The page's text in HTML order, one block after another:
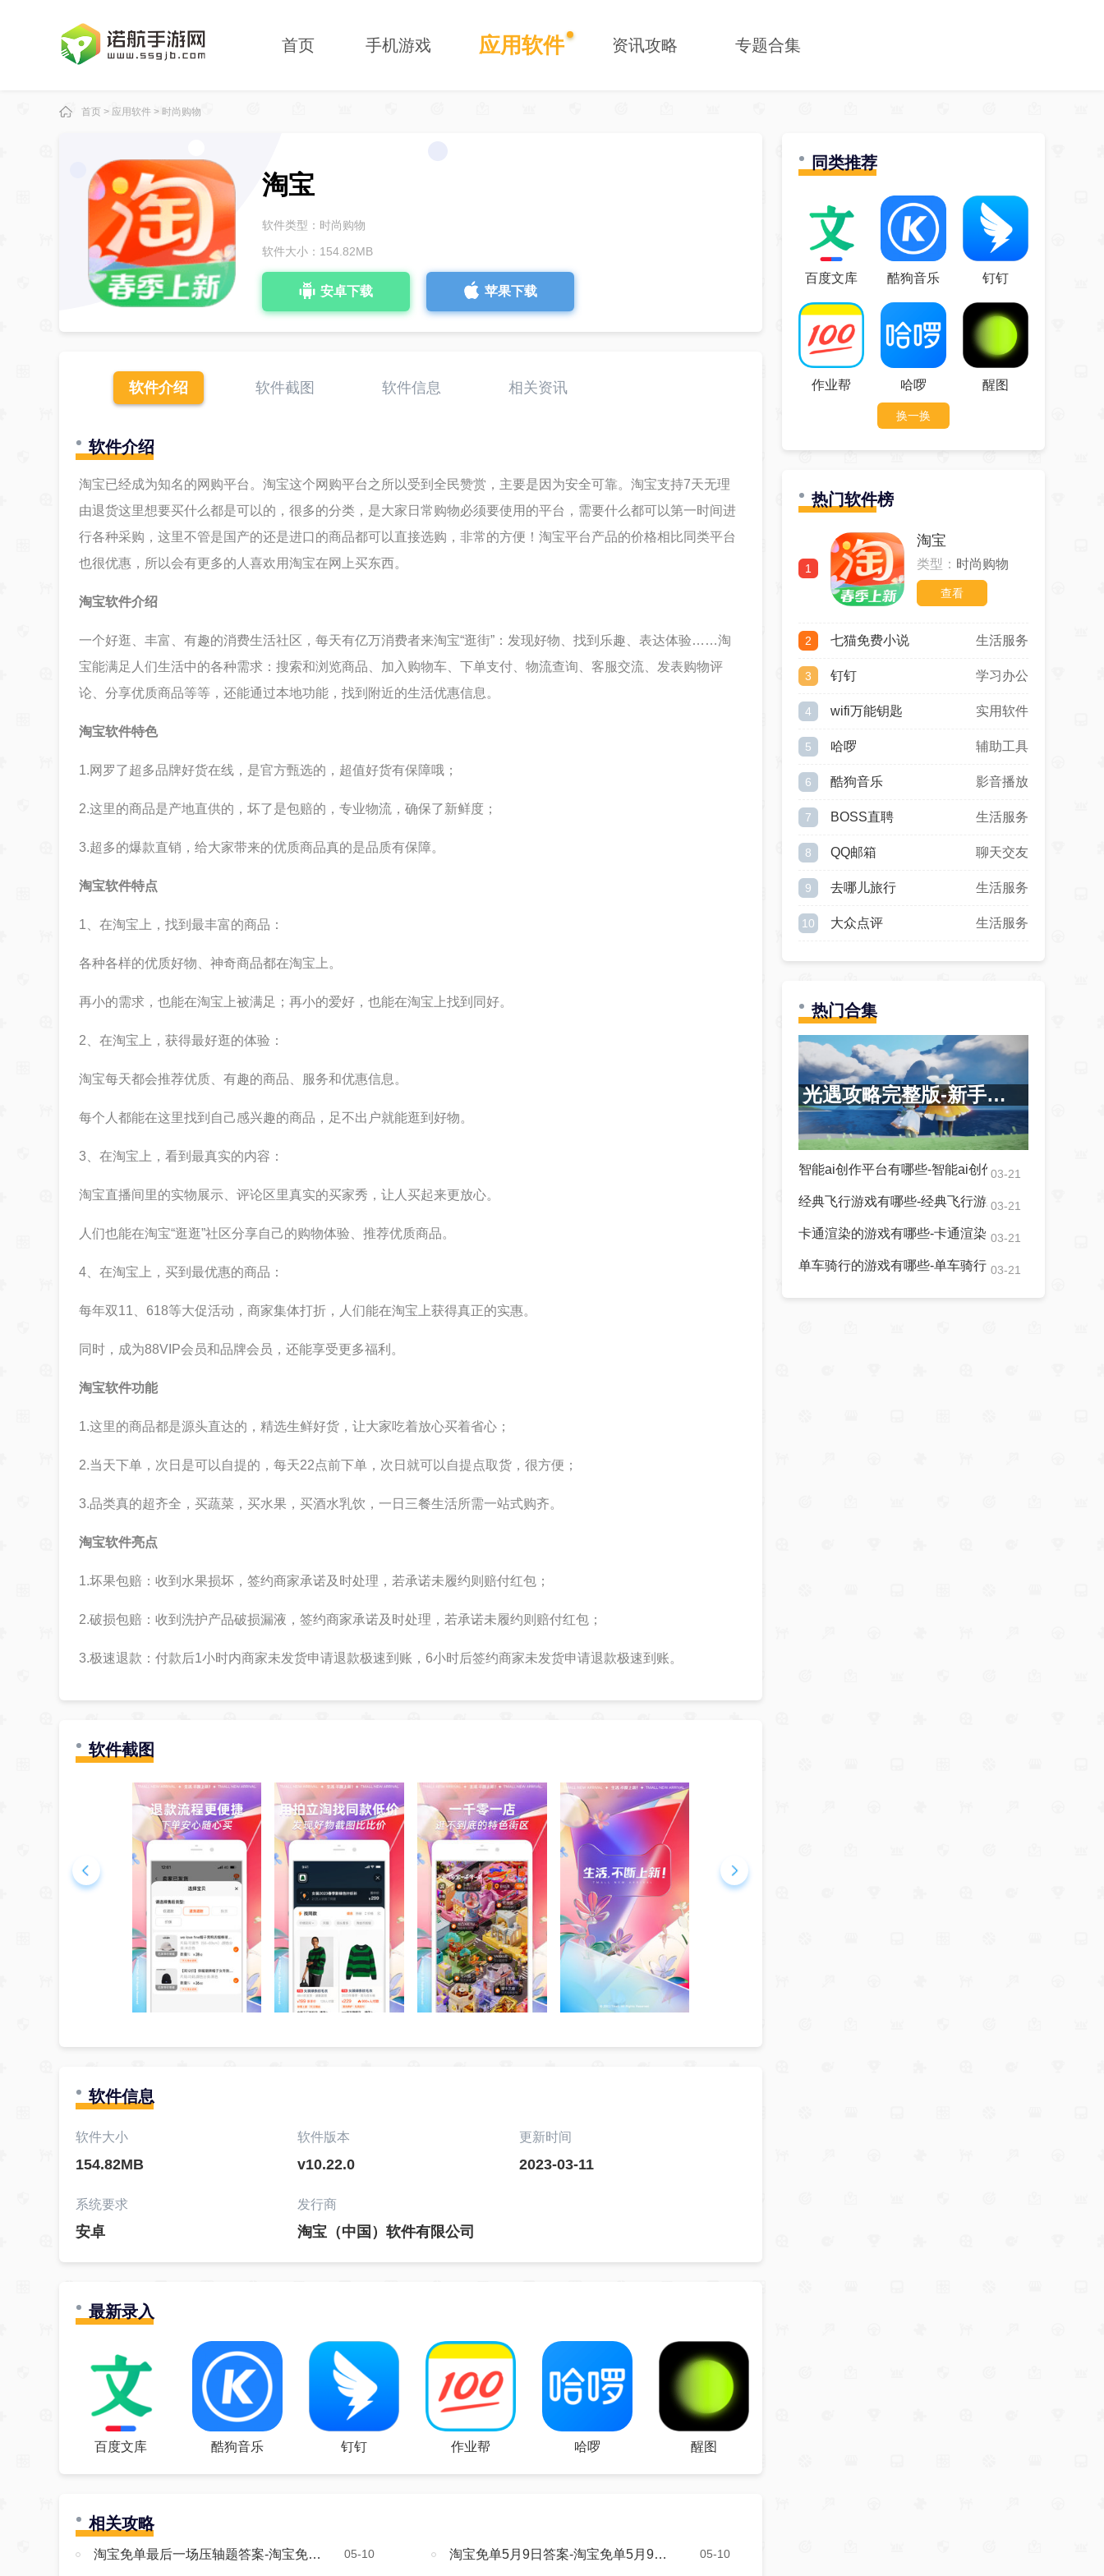
首页 手机游戏 应用软件 资讯攻略 专题合集
首页 > 应用软件 > 时尚购物
淘宝
软件类型： 时尚购物
软件大小： 154.82MB
安卓下载 苹果下载
软件介绍 软件截图 软件信息 相关资讯
软件介绍
淘宝已经成为知名的网购平台。淘宝这个网购平台之所以受到全民赞赏，主要是因为安全可靠。淘宝支持7天无理
由退货这里想要买什么都是可以的，很多的分类，是大家日常购物必须要使用的平台，需要什么都可以第一时间进
行各种采购，这里不管是国产的还是进口的商品都可以直接选购，非常的方便！淘宝平台产品的价格相比同类平台
也很优惠，所以会有更多的人喜欢用淘宝在网上买东西。
淘宝软件介绍
一个好逛、丰富、有趣的消费生活社区，每天有亿万消费者来淘宝“逛街”：发现好物、找到乐趣、表达体验……淘
宝能满足人们生活中的各种需求：搜索和浏览商品、加入购物车、下单支付、物流查询、客服交流、发表购物评
论、分享优质商品等等，还能通过本地功能，找到附近的生活优惠信息。
淘宝软件特色
1.网罗了超多品牌好货在线，是官方甄选的，超值好货有保障哦；
2.这里的商品是产地直供的，坏了是包赔的，专业物流，确保了新鲜度；
3.超多的爆款直销，给大家带来的优质商品真的是品质有保障。
淘宝软件特点
1、在淘宝上，找到最丰富的商品：
各种各样的优质好物、神奇商品都在淘宝上。
再小的需求，也能在淘宝上被满足；再小的爱好，也能在淘宝上找到同好。
2、在淘宝上，获得最好逛的体验：
淘宝每天都会推荐优质、有趣的商品、服务和优惠信息。
每个人都能在这里找到自己感兴趣的商品，足不出户就能逛到好物。
3、在淘宝上，看到最真实的内容：
淘宝直播间里的实物展示、评论区里真实的买家秀，让人买起来更放心。
人们也能在淘宝“逛逛”社区分享自己的购物体验、推荐优质商品。
4、在淘宝上，买到最优惠的商品：
每年双11、618等大促活动，商家集体打折，人们能在淘宝上获得真正的实惠。
同时，成为88VIP会员和品牌会员，还能享受更多福利。
淘宝软件功能
1.这里的商品都是源头直达的，精选生鲜好货，让大家吃着放心买着省心；
2.当天下单，次日是可以自提的，每天22点前下单，次日就可以自提点取货，很方便；
3.品类真的超齐全，买蔬菜，买水果，买酒水乳饮，一日三餐生活所需一站式购齐。
淘宝软件亮点
1.坏果包赔：收到水果损坏，签约商家承诺及时处理，若承诺未履约则赔付红包；
2.破损包赔：收到洗护产品破损漏液，签约商家承诺及时处理，若承诺未履约则赔付红包；
3.极速退款：付款后1小时内商家未发货申请退款极速到账，6小时后签约商家未发货申请退款极速到账。
软件截图
软件信息
软件大小
154.82MB
软件版本
v10.22.0
更新时间
2023-03-11
系统要求
安卓
发行商
淘宝（中国）软件有限公司
最新录入
百度文库 酷狗音乐 钉钉 作业帮 哈啰 醒图
相关攻略
淘宝免单最后一场压轴题答案-淘宝免单答题今日答案 05-10 淘宝免单5月9日答案-淘宝免单5月9日晚21点怎 05-10
同类推荐
百度文库 酷狗音乐 钉钉
作业帮 哈啰 醒图
换一换
热门软件榜
1
淘宝
类型： 时尚购物
查看
2 七猫免费小说 生活服务
3 钉钉 学习办公
4 wifi万能钥匙 实用软件
5 哈啰 辅助工具
6 酷狗音乐 影音播放
7 BOSS直聘 生活服务
8 QQ邮箱 聊天交友
9 去哪儿旅行 生活服务
10 大众点评 生活服务
热门合集
光遇攻略完整版-新手通关攻略详解
智能ai创作平台有哪些-智能ai创作平台汇总
03-21
经典飞行游戏有哪些-经典飞行游戏2023汇总
03-21
卡通渲染的游戏有哪些-卡通渲染的游戏2023
03-21
单车骑行的游戏有哪些-单车骑行的游戏大全
03-21